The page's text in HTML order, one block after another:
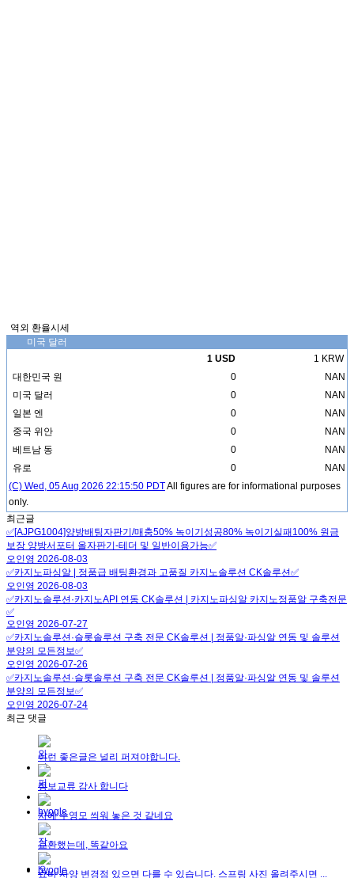
역외 환율시세
미국 달러
1 USD
1 KRW
대한민국 원
0
NAN
미국 달러
0
NAN
일본 엔
0
NAN
중국 위안
0
NAN
베트남 동
0
NAN
유로
0
NAN
(C) Wed, 05 Aug 2026 22:15:50 PDTAll figures are for informational purposes
only.
최근글
✅[AJPG1004]양방배팅자판기/매충50% 녹이기성공80% 녹이기실패100% 원금
보장 양방서포터 올자판기-테더 및 일반이용가능✅
오인영 2026-08-03
✅카지노파싱알 | 정품급 배팅환경과 고품질 카지노솔루션 CK솔루션✅
오인영 2026-08-03
✅카지노솔루션·카지노API 연동 CK솔루션 | 카지노파싱알 카지노정품알 구축전문
✅
오인영 2026-07-27
✅카지노솔루션·슬롯솔루션 구축 전문 CK솔루션 | 정품알·파싱알 연동 및 솔루션
분양의 모든정보✅
오인영 2026-07-26
✅카지노솔루션·슬롯솔루션 구축 전문 CK솔루션 | 정품알·파싱알 연동 및 솔루션
분양의 모든정보✅
오인영 2026-07-24
최근 댓글
이런 좋은글은 널리 퍼져야합니다.
정보교류 감사 합니다
차에 수영모 씌워 놓은 것 같네요
교환했는데, 똑같아요
쇼바 사양 변경점 있으면 다를 수 있습니다. 스프링 사진 올려주시면 ...